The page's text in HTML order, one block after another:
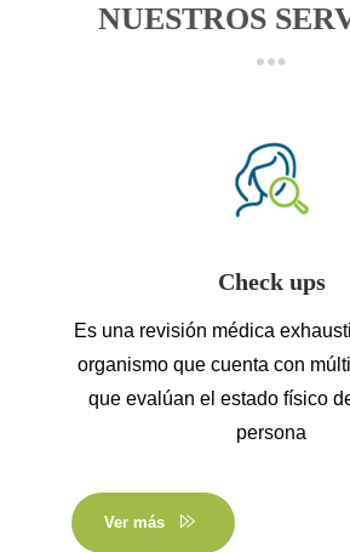
NUESTROS
Check ups
Es una revisión médica
organismo que cuenta con
que evalúan el estado físico
persona
Ver más